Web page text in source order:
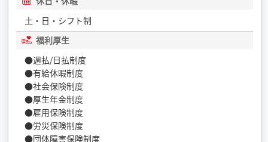
土・日・シフト制
福利厚生
●週払/日払制度
●有給休暇制度
●社会保険制度
●厚生年金制度
●雇用保険制度
●労災保険制度
●団体障害保険制度